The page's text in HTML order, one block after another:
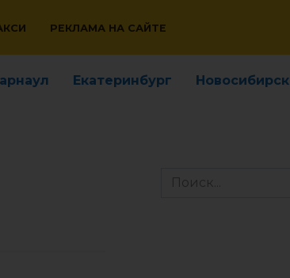
РЕКЛАМА НА САЙТЕ
Екатеринбург Новосибирск
Search